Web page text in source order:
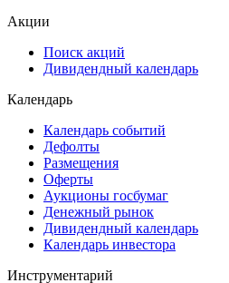
Акции
Поиск акций
Дивидендный календарь
Календарь
Календарь событий
Дефолты
Размещения
Оферты
Аукционы госбумаг
Денежный рынок
Дивидендный календарь
Календарь инвестора
Инструментарий